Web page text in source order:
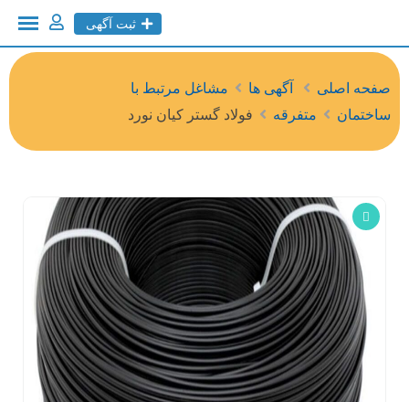
ثبت آگهی
صفحه اصلی آگهی ها
مشاغل مرتبط با
ساختمان
متفرقه فولاد گستر کیان نورد